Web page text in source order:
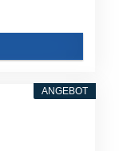
ANGEBOT